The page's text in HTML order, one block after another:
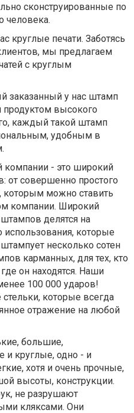
сконструированные по
человека.
круглые печати. Заботясь
мы предлагаем
с круглым
заказанный у нас штамп
продуктом высокого
каждый такой штамп
удобным в
- это широкий
от совершенно простого
которым можно ставить
компании. Широкий
делятся на
которые
несколько сотен
карманных, для тех, кто
он находятся. Наши
100 000 ударов!
которые всегда
отражение на любой
большие,
и круглые, одно - и
хотя и очень прочные,
высоты, конструкции.
не разрушают
кляксами. Они